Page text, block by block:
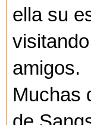
ella su
amigos.
Muchas